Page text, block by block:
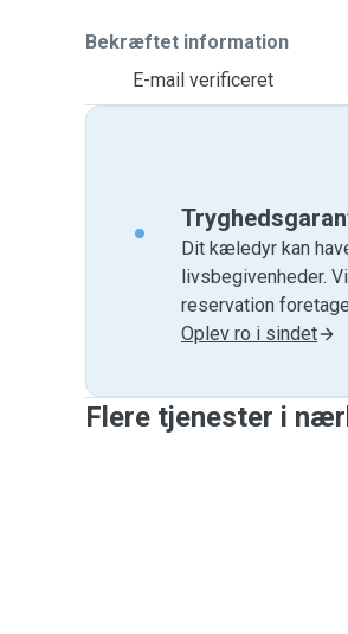
Bekræftet information
E-mail verificeret
Dit kæledyr kan
livsbegivenheder.
reservation
Oplev ro i sindet
Flere tjenester i